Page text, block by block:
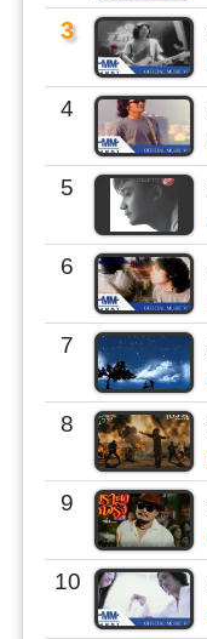
3
4
5
6
7
8
9
10